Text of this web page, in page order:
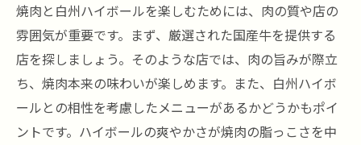
焼肉と白州ハイボールを楽しむためには、肉の質や店の
雰囲気が重要です。まず、厳選された国産牛を提供する
店を探しましょう。そのような店では、肉の旨みが際立
ち、焼肉本来の味わいが楽しめます。また、白州ハイボ
ールとの相性を考慮したメニューがあるかどうかもポイ
ントです。ハイボールの爽やかさが焼肉の脂っこさを中